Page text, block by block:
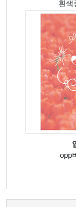
흰색
opp